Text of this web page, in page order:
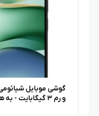
و رم ۳ گیگابایت - به همراه هندزفری QCY T13